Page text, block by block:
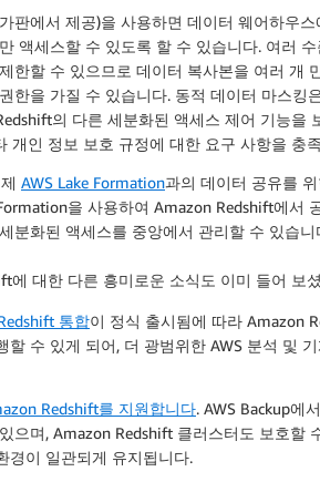
판에서 제공)을 사용하면 데이터 웨어하우
액세스할 수 있도록 할 수 있습니다. 여러
한할 수 있으므로 데이터 복사본을 여러 개
한을 가질 수 있습니다. 동적 데이터 마스킹
의 다른 세분화된 액세스 제어 기능을
개인 정보 보호 규정에 대한 요구 사항을 충
AWS Lake Formation과의 데이터 공유를
을 사용하여 Amazon Redshift에서
분화된 액세스를 중앙에서 관리할 수 있습니
에 대한 다른 흥미로운 소식도 이미 들어 보
통합이 정식 출시됨에 따라 Amazon
할 수 있게 되어, 더 광범위한 AWS 분석 및
Redshift를 지원합니다. AWS Backup에
으며, Amazon Redshift 클러스터도 보호할
경이 일관되게 유지됩니다.